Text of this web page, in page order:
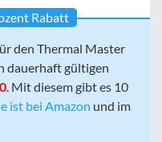
Rabatt
den Thermal Master
dauerhaft gültigen
. Mit diesem gibt es 10
ist bei Amazon und im